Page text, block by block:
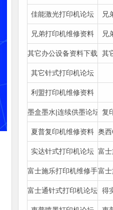
佳能激光打印机论坛 兄
兄弟打印机维修资料 兄
其它办公设备资料下载 其
其它针式打印机论坛
利盟打印机维修资料
墨盒墨水|连续供墨论坛 复
夏普复印机维修资料 奥西
实达针式打印机论坛 富士
富士施乐打印机维修手册富士
富士通针式打印机论坛 得